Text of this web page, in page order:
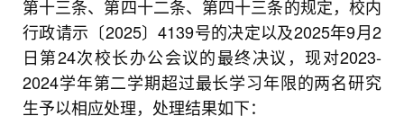
第十三条、第四十二条、第四十三条的规定，校内
行政请示〔2025〕4139号的决定以及2025年9月2
日第24次校长办公会议的最终决议，现对2023-
2024学年第二学期超过最长学习年限的两名研究
生予以相应处理，处理结果如下：